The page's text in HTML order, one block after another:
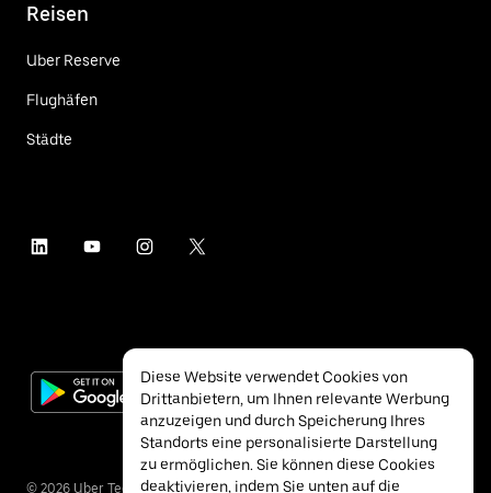
Reisen
Uber Reserve
Flughäfen
Städte
© 2026 Uber Technologies Inc.
Diese Website verwendet Cookies von
Drittanbietern, um Ihnen relevante Werbung
anzuzeigen und durch Speicherung Ihres
Standorts eine personalisierte Darstellung
zu ermöglichen. Sie können diese Cookies
deaktivieren, indem Sie unten auf die